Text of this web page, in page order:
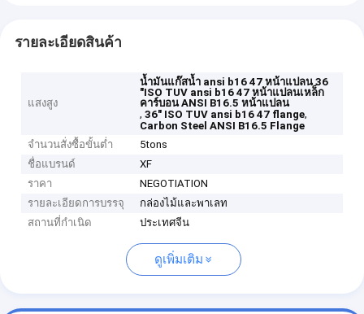
รายละเอียดสินค้า
แสงสูง
น้ำมันแก๊สน้ำ ansi b16 47 หน้าแปลน 36
"ISO TUV ansi b16 47 หน้าแปลนเหล็ก
คาร์บอน ANSI B16.5 หน้าแปลน
,36" ISO TUV ansi b16 47 flange,
Carbon Steel ANSI B16.5 Flange
จำนวนสั่งซื้อขั้นต่ำ
5tons
ชื่อแบรนด์
XF
ราคา
NEGOTIATION
รายละเอียดการบรรจุ
กล่องไม้และพาเลท
สถานที่กำเนิด
ประเทศจีน
ดูเพิ่มเติม